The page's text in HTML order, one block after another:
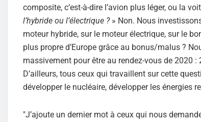
composite, c’est-à-dire l’avion plus léger, ou la
l’hybride ou l’électrique ?» Non. Nous
moteur hybride, sur le moteur électrique, sur le
plus propre d’Europe grâce au bonus/malus ?
massivement pour être au rendez-vous de 2020
D’ailleurs, tous ceux qui travaillent sur cette
développer le nucléaire, développer les énergies
"J’ajoute un dernier mot à ceux qui nous